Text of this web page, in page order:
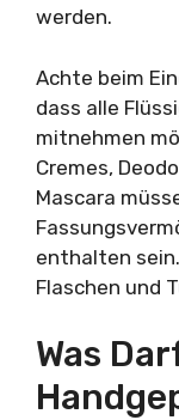
werden.
Achte beim
dass alle
mitnehmen
Cremes,
Mascara
enthalten
Flaschen und
Was